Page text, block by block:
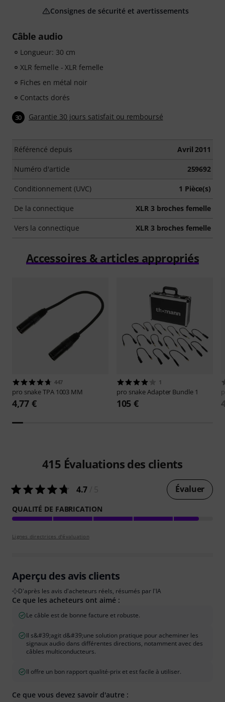
Câble audio
Longueur: 30 cm
XLR femelle - XLR femelle
Fiches en métal noir
Contacts dorés
30 Garantie 30 jours satisfait ou remboursé
Référencé depuis Avril 2011
Numéro d'article 259692
Conditionnement (UVC) 1 Pièce(s)
De la connectique XLR 3 broches femelle
Vers la connectique XLR 3 broches femelle
Consignes de sécurité et avertissements
Accessoires & articles appropriés
447
pro snakeTPA 1003 MM
4,77 €
1
pro snakeAdapter Bundle 1
105 €
415 Évaluations des clients
4.7 Évaluer
QUALITÉ DE FABRICATION
Lignes directrices d'évaluation
Aperçu des avis clients
D'après les avis d'acheteurs réels, résumés par l'IA
Ce que les acheteurs ont aimé :
Le câble est de bonne facture et robuste.
Il s&#39;agit d&#39;une solution pratique pour acheminer les
signaux audio dans différentes directions, notamment avec des
câbles multiconducteurs.
Il offre un bon rapport qualité-prix et est facile à utiliser.
Ce que vous devez savoir d'autre :